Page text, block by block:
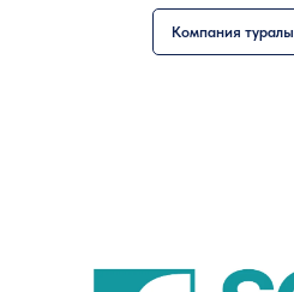
Компания туралы